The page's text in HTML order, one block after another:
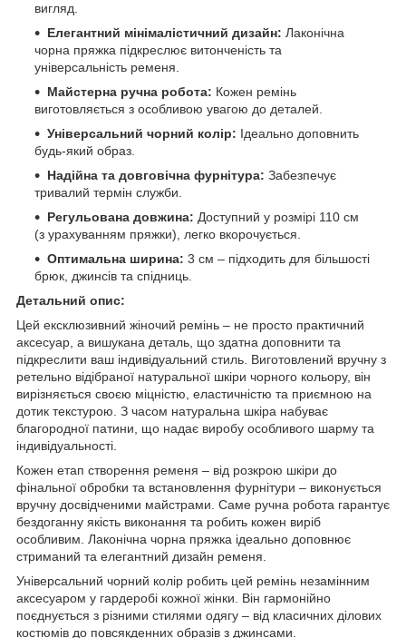
вигляд.
Елегантний мінімалістичний дизайн: Лаконічна
чорна пряжка підкреслює витонченість та
універсальність ременя.
Майстерна ручна робота: Кожен ремінь
виготовляється з особливою увагою до деталей.
Універсальний чорний колір: Ідеально доповнить
будь-який образ.
Надійна та довговічна фурнітура: Забезпечує
тривалий термін служби.
Регульована довжина: Доступний у розмірі 110 см
(з урахуванням пряжки), легко вкорочується.
Оптимальна ширина: 3 см – підходить для більшості
брюк, джинсів та спідниць.
Детальний опис:
Цей ексклюзивний жіночий ремінь – не просто практичний
аксесуар, а вишукана деталь, що здатна доповнити та
підкреслити ваш індивідуальний стиль. Виготовлений вручну з
ретельно відібраної натуральної шкіри чорного кольору, він
вирізняється своєю міцністю, еластичністю та приємною на
дотик текстурою. З часом натуральна шкіра набуває
благородної патини, що надає виробу особливого шарму та
індивідуальності.
Кожен етап створення ременя – від розкрою шкіри до
фінальної обробки та встановлення фурнітури – виконується
вручну досвідченими майстрами. Саме ручна робота гарантує
бездоганну якість виконання та робить кожен виріб
особливим. Лаконічна чорна пряжка ідеально доповнює
стриманий та елегантний дизайн ременя.
Універсальний чорний колір робить цей ремінь незамінним
аксесуаром у гардеробі кожної жінки. Він гармонійно
поєднується з різними стилями одягу – від класичних ділових
костюмів до повсякденних образів з джинсами.